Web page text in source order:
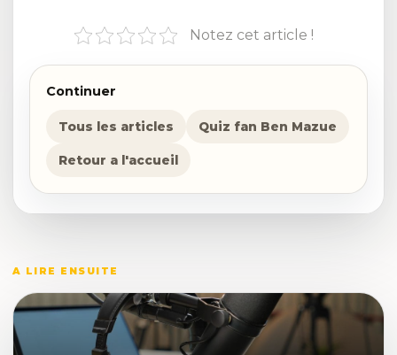
Notez cet article !
Continuer
Tous les articles Quiz fan Ben Mazue
Retour a l'accueil
A LIRE ENSUITE